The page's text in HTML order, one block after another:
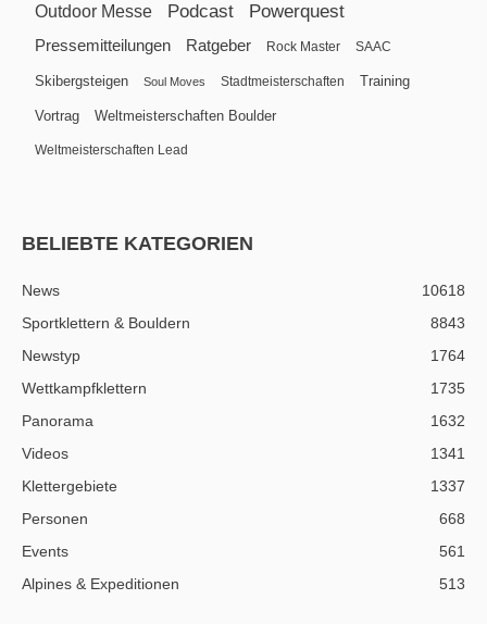
Outdoor Messe Podcast Powerquest
Pressemitteilungen Ratgeber Rock Master SAAC
Skibergsteigen Soul Moves Stadtmeisterschaften Training
Vortrag Weltmeisterschaften Boulder
Weltmeisterschaften Lead
BELIEBTE KATEGORIEN
News
10618
Sportklettern & Bouldern
8843
Newstyp
1764
Wettkampfklettern
1735
Panorama
1632
Videos
1341
Klettergebiete
1337
Personen
668
Events
561
Alpines & Expeditionen
513